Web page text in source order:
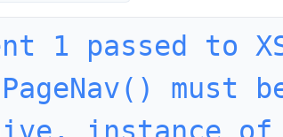
1 passed to
must